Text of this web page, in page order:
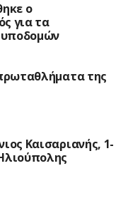
ο
για τα
της
Καισαριανής, 1-